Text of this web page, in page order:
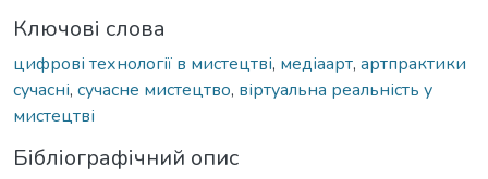
Ключові слова
цифрові технології в мистецтві, медіаарт, артпрактики
сучасні, сучасне мистецтво, віртуальна реальність у
мистецтві
Бібліографічний опис